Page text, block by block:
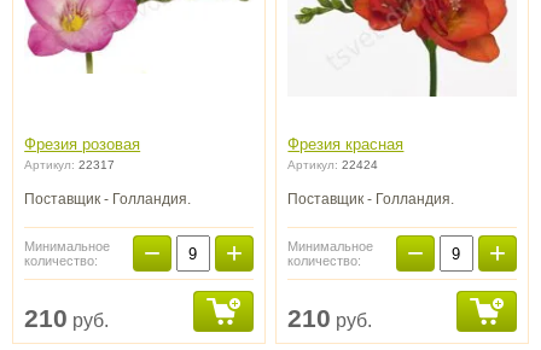
Фрезия розовая
Артикул: 22317
Поставщик - Голландия.
Минимальное
количество:
− +
210 руб.
Фрезия красная
Артикул: 22424
Поставщик - Голландия.
Минимальное
количество:
− +
210 руб.